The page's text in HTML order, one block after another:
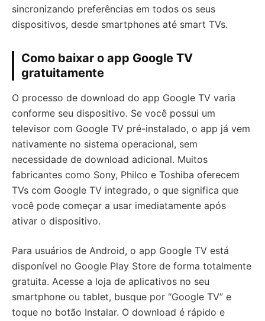
sincronizando preferências em todos os seus
dispositivos, desde smartphones até smart TVs.
Como baixar o app Google TV
gratuitamente
O processo de download do app Google TV varia
conforme seu dispositivo. Se você possui um
televisor com Google TV pré-instalado, o app já vem
nativamente no sistema operacional, sem
necessidade de download adicional. Muitos
fabricantes como Sony, Philco e Toshiba oferecem
TVs com Google TV integrado, o que significa que
você pode começar a usar imediatamente após
ativar o dispositivo.
Para usuários de Android, o app Google TV está
disponível no Google Play Store de forma totalmente
gratuita. Acesse a loja de aplicativos no seu
smartphone ou tablet, busque por “Google TV” e
toque no botão Instalar. O download é rápido e